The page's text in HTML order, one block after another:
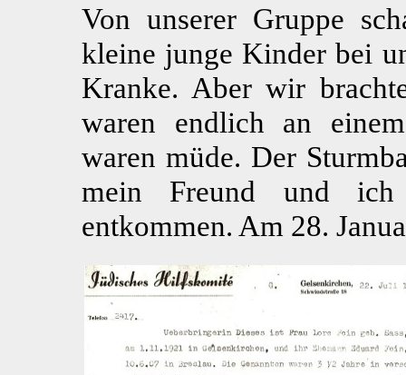
Von unserer Gruppe
kleine junge Kinder bei
Kranke. Aber wir
waren endlich an
waren müde. Der
mein Freund und ich
entkommen. Am 28.